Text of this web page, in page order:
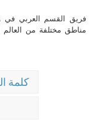
فريق القسم العربي في
مناطق مختلفة من
كلمة